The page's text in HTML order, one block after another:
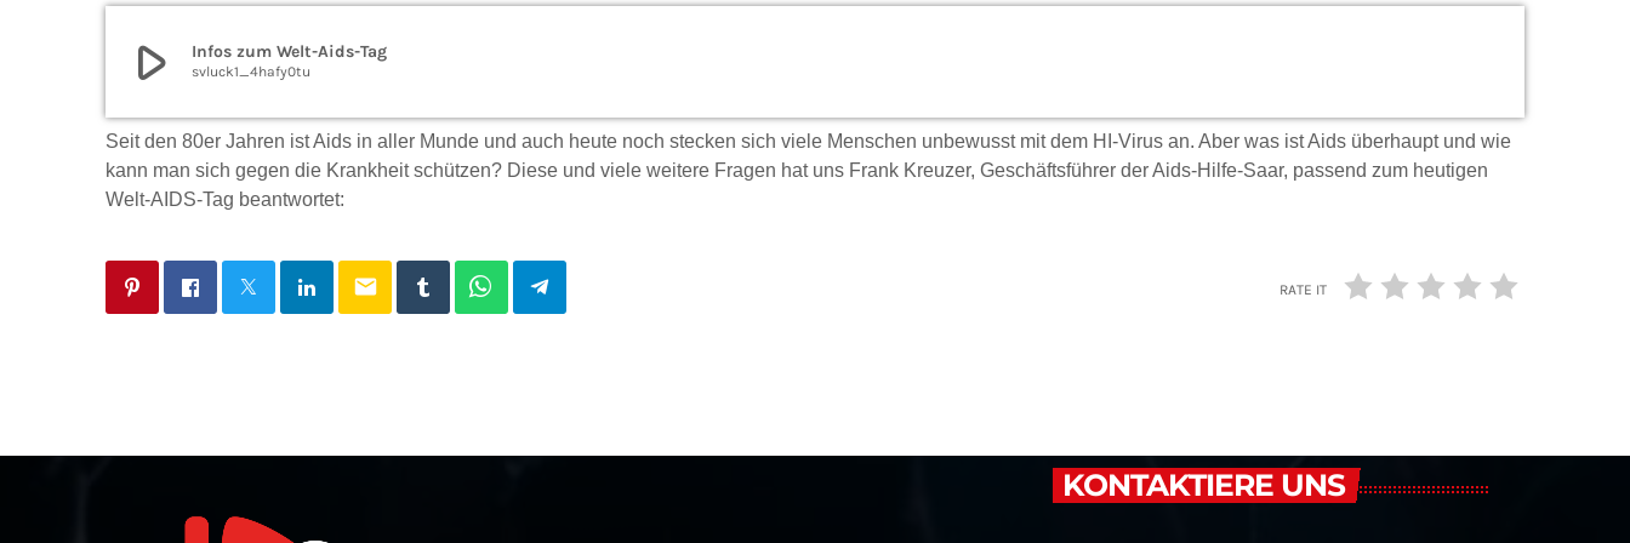
play_arrow Infos zum Welt-Aids-Tag
svluck1_4hafy0tu
Seit den 80er Jahren ist Aids in aller Munde und auch heute noch stecken sich viele Menschen unbewusst mit dem HI-Virus an. Aber was ist Aids überhaupt und wie
kann man sich gegen die Krankheit schützen? Diese und viele weitere Fragen hat uns Frank Kreuzer, Geschäftsführer der Aids-Hilfe-Saar, passend zum heutigen
Welt-AIDS-Tag beantwortet:
email RATE IT
KONTAKTIERE UNS